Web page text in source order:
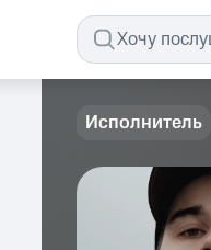
Исполнитель